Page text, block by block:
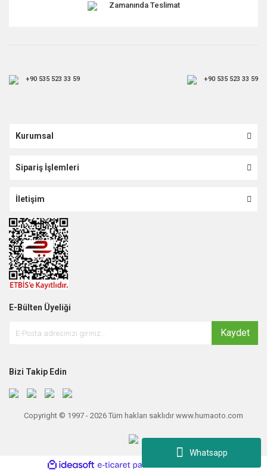
Whatsapp
Zamanında Teslimat
+90 535 523 33 59 +90 535 523 33 59
Kurumsal
Sipariş İşlemleri
İletişim
E-Bülten Üyeliği
Kaydet
Bizi Takip Edin
Copyright © 1997 - 2026 Tüm hakları saklıdır www.humaoto.com
ideasoft